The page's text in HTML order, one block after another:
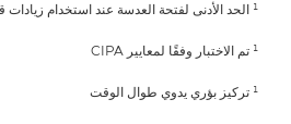
¹ الحد الأدنى لفتحة العدسة عند استخدام زيادات قدرها 1/‏3 درجة
¹ تم الاختبار وفقًا لمعايير CIPA
¹ تركيز بؤري يدوي طوال الوقت